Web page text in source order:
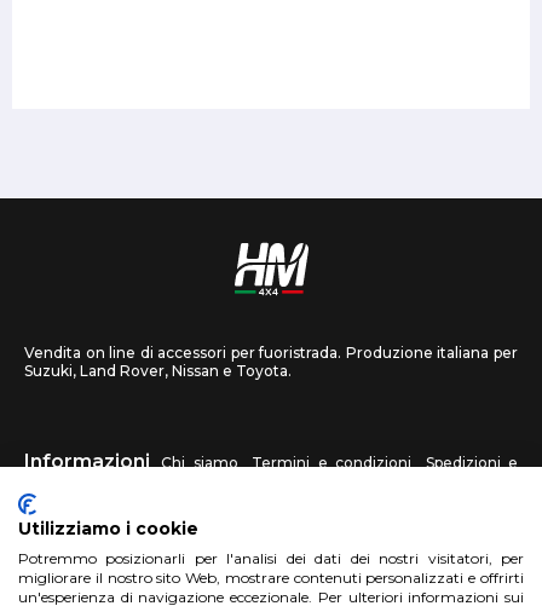
Vendita on line di accessori per fuoristrada. Produzione italiana per
Suzuki, Land Rover, Nissan e Toyota.
Informazioni Chi siamo Termini e condizioni
Spedizioni e
recessi
HM4X4 FAQ Centri assistenza Invia una foto
Utilizziamo i cookie
Potremmo posizionarli per l'analisi dei dati dei nostri visitatori, per
migliorare il nostro sito Web, mostrare contenuti personalizzati e offrirti
un'esperienza di navigazione eccezionale. Per ulteriori informazioni sui